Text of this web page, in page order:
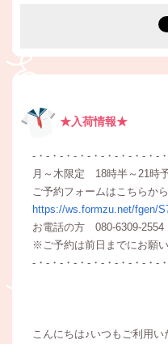
★入荷情報★
-・-・-・-・-・-・-・-・-・-
月～木限定 18時半～21時
ご予約フォームはこちらか
https://ws.formzu.net/fgen/
お電話の方 080-6309-2554
※ご予約は前日までにお願
-・-・-・-・-・-・-・-・-・-
こんにちは♪いつもご利用い